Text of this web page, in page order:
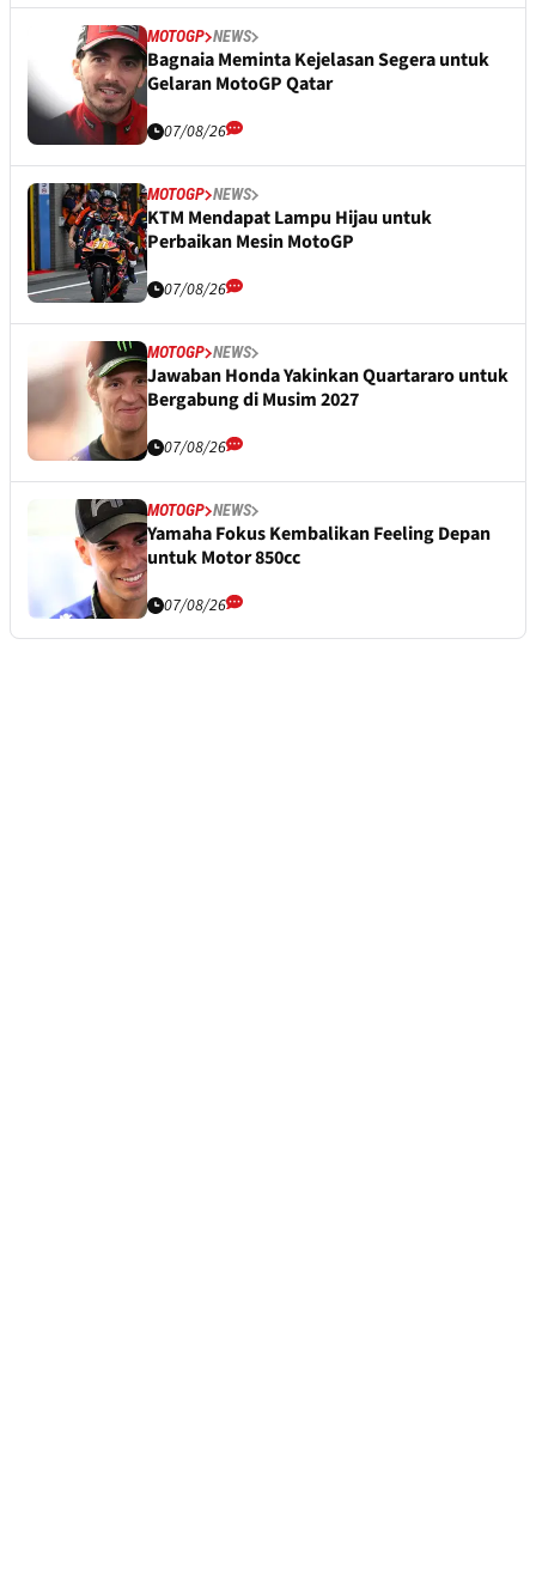
MOTOGP NEWS
Bagnaia Meminta Kejelasan Segera untuk
Gelaran MotoGP Qatar
07/08/26
MOTOGP NEWS
KTM Mendapat Lampu Hijau untuk
Perbaikan Mesin MotoGP
07/08/26
MOTOGP NEWS
Jawaban Honda Yakinkan Quartararo untuk
Bergabung di Musim 2027
07/08/26
MOTOGP NEWS
Yamaha Fokus Kembalikan Feeling Depan
untuk Motor 850cc
07/08/26